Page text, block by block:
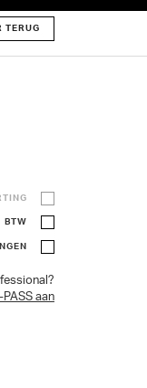
TERUG
BTW
aan